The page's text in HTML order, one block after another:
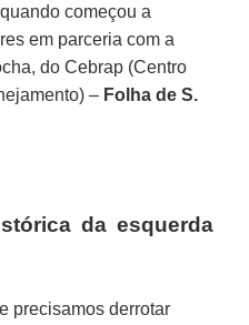
começou a
em parceria com a
do Cebrap (Centro
– Folha de S.
da esquerda
precisamos derrotar